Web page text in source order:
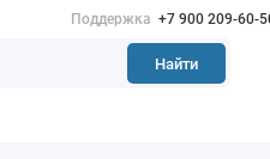
Поддержка +7 900 209-60-
Найти